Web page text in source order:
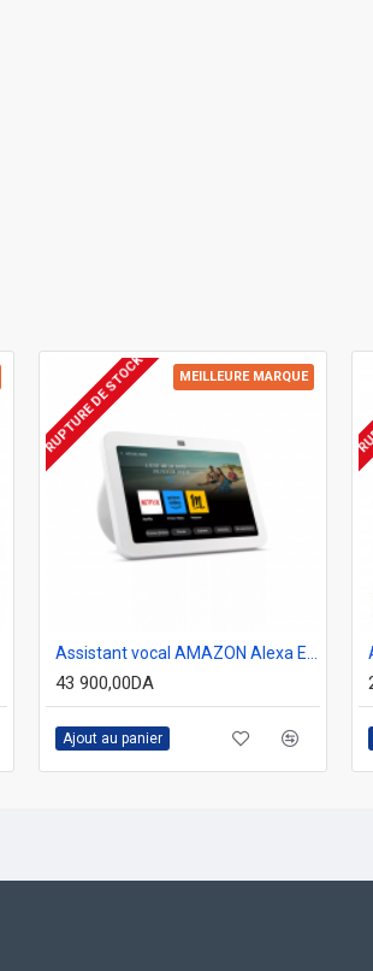
MEILLEURE MARQUE
RUPTURE DE STOCK
43 900,00DA
Ajout au panier